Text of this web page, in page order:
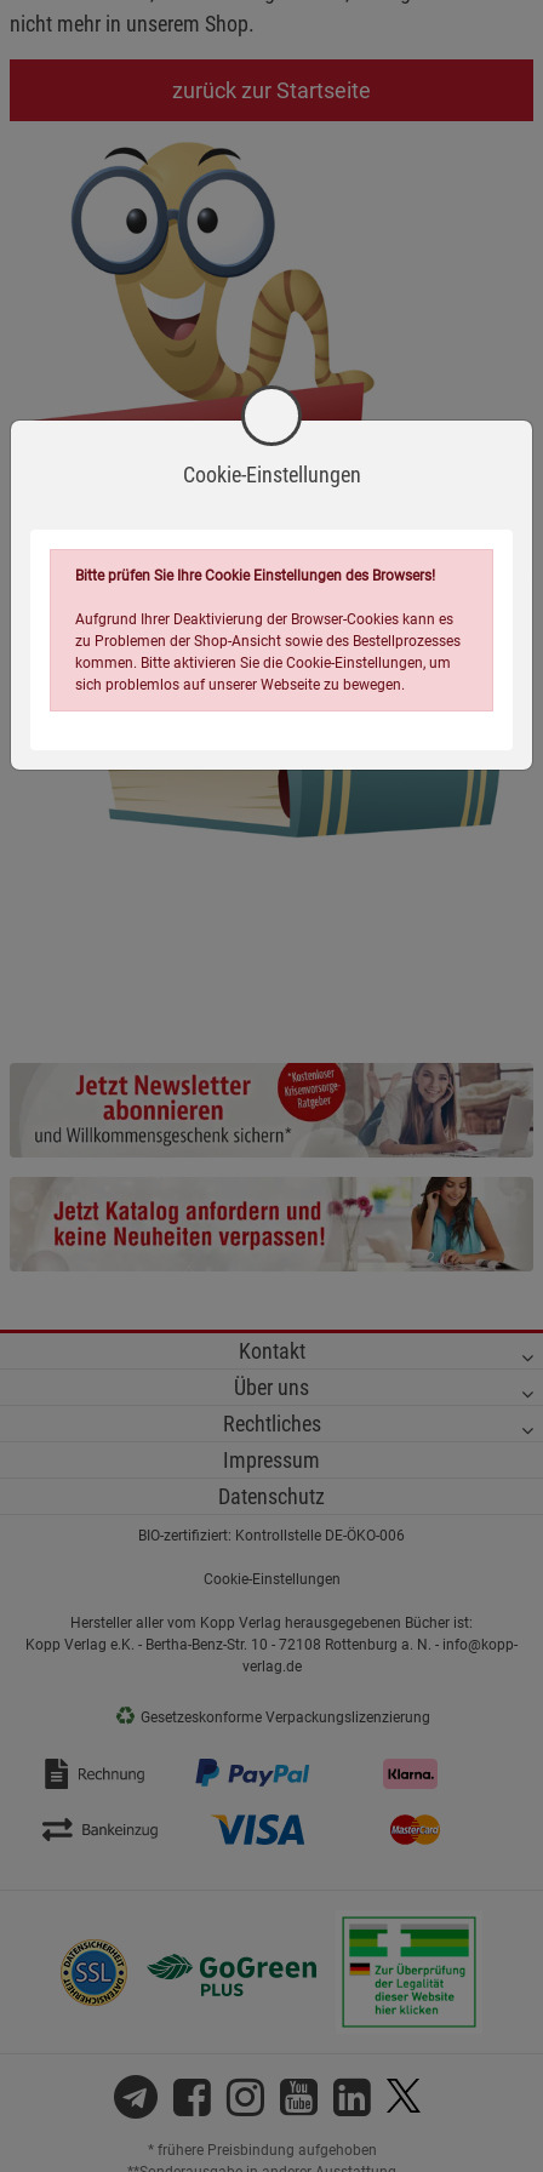
nicht mehr in unserem Shop.
zurück zur Startseite
Kontakt
Über uns
Rechtliches
Impressum
Datenschutz
BIO-zertifiziert: Kontrollstelle DE-ÖKO-006
Cookie-Einstellungen
Hersteller aller vom Kopp Verlag herausgegebenen Bücher ist:
Kopp Verlag e.K. - Bertha-Benz-Str. 10 - 72108 Rottenburg a. N. - info@kopp-
verlag.de
♻ Gesetzeskonforme Verpackungslizenzierung
* frühere Preisbindung aufgehoben
Cookie-Einstellungen
Bitte prüfen Sie Ihre Cookie Einstellungen des Browsers!
Aufgrund Ihrer Deaktivierung der Browser-Cookies kann es
zu Problemen der Shop-Ansicht sowie des Bestellprozesses
kommen. Bitte aktivieren Sie die Cookie-Einstellungen, um
sich problemlos auf unserer Webseite zu bewegen.
Beschreibung Notwendige Cookies
Cookie-Informationenanzeigen
Funktionale Cookies (1) Funktionale
Beschreibung Funktionale Cookies
anzeigen
Statistik Cookies (2) Statistik Cookies
Beschreibung Statistik Cookies
Cookie-Informationen
Marketing Cookies (3)
Datenschutzerklärung Impressum